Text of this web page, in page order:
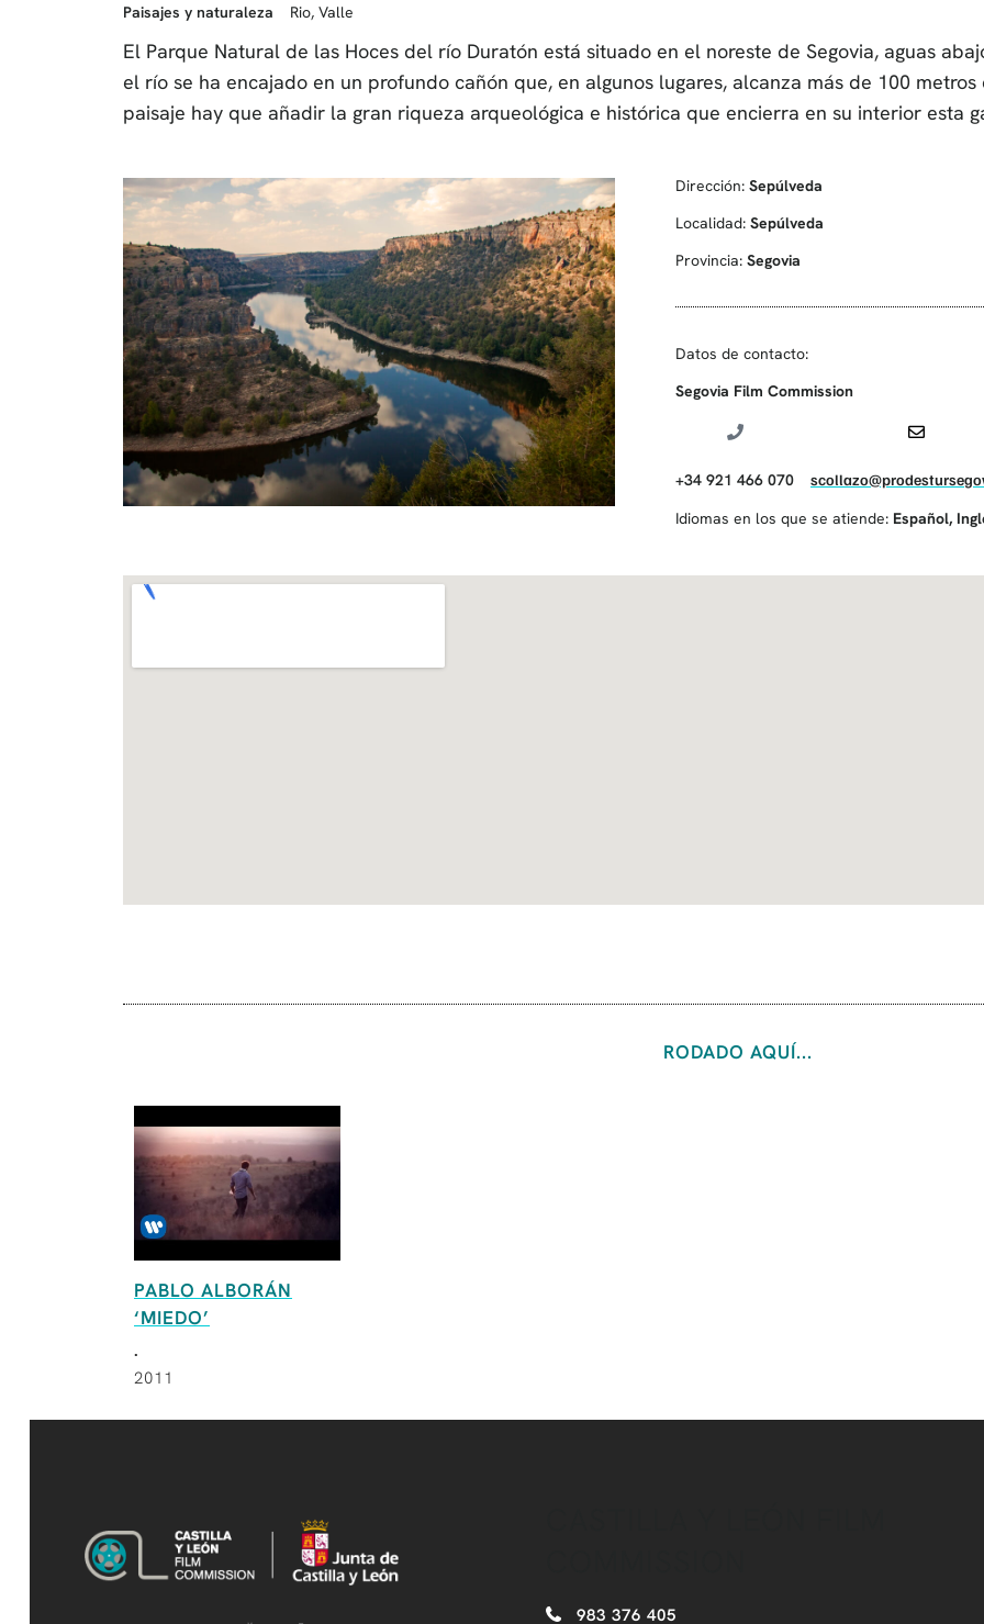
Paisajes y naturaleza Rio, Valle
El Parque Natural de las Hoces del río Duratón está situado en el noreste de Segovia, aguas
el río se ha encajado en un profundo cañón que, en algunos lugares, alcanza más de 100
paisaje hay que añadir la gran riqueza arqueológica e histórica que encierra en su interior esta
Dirección: Sepúlveda
Localidad: Sepúlveda
Provincia: Segovia
Datos de contacto:
Segovia Film Commission
+34 921 466 070
Idiomas en los que se atiende: Español,
RODADO AQUÍ...
PABLO ALBORÁN
‘MIEDO’
.
2011
983 376 405